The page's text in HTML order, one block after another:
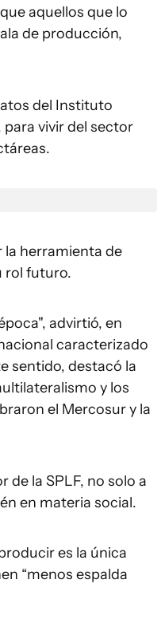
aquellos que lo
de producción,
del Instituto
para vivir del sector
la herramienta de
rol futuro.
advirtió, en
caracterizado
sentido, destacó la
y los
el Mercosur y la
de la SPLF, no solo a
en materia social.
es la única
“menos espalda